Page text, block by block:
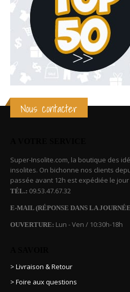
Nous contacter
Super-Insolite.com, la boutique des
insolites. On bichonne nos clients
passée avant 12h est expédiée le jour
TÉL.: 09.53.47.67.32
E-MAIL (RÉPONSE DANS LA
OUVERTURE: Lun - Ven / 10:30h-18h
> Livraison & Retour
> Foire aux questions